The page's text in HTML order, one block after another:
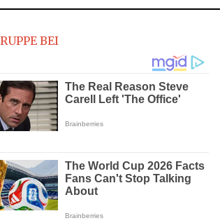
BEI